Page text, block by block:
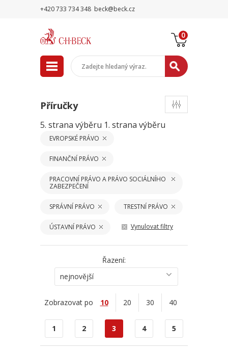
+420 733 734 348 beck@beck.cz
0
Příručky
5. strana výběru 1. strana výběru
EVROPSKÉ PRÁVO
FINANČNÍ PRÁVO
PRACOVNÍ PRÁVO A PRÁVO SOCIÁLNÍHO
ZABEZPEČENÍ
SPRÁVNÍ PRÁVO TRESTNÍ PRÁVO
ÚSTAVNÍ PRÁVO Vynulovat filtry
Řazení:
nejnovější
Zobrazovat po 10 20 30 40
1 2 3 4 5